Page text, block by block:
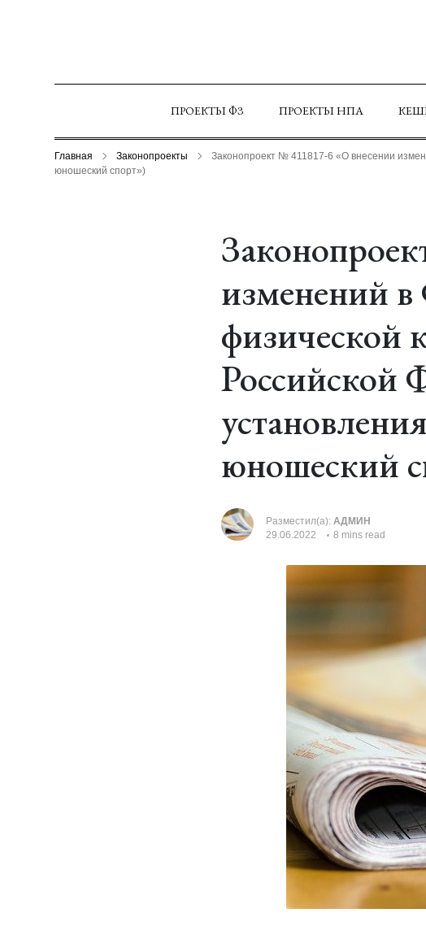
ПРОЕКТЫ ФЗ ПРОЕКТЫ НПА
Главная Законопроекты
Законопроект № 411817-6 «О внесении
юношеский спорт»)
изменений
физической
Российской
юношеский
Разместил(а): АДМИН
29.06.2022
8 mins read